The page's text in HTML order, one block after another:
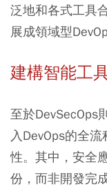
泛地和各式工具
展成領域型
建構智能工
至於DevSecOps
入DevOps的全
性。其中，安全
份，而非開發完